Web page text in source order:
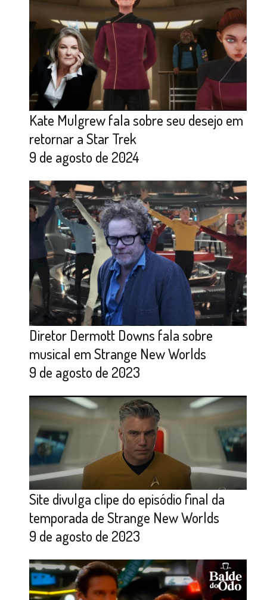
Kate Mulgrew fala sobre seu desejo em
retornar a Star Trek
9 de agosto de 2024
Diretor Dermott Downs fala sobre
musical em Strange New Worlds
9 de agosto de 2023
Site divulga clipe do episódio final da
temporada de Strange New Worlds
9 de agosto de 2023